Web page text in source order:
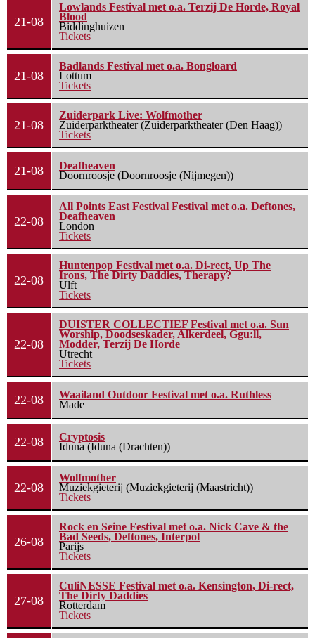
21-08
Lowlands Festival met o.a. Terzij De Horde, Royal
Blood
Biddinghuizen
Tickets
21-08
Badlands Festival met o.a. Bongloard
Lottum
Tickets
21-08
Zuiderpark Live: Wolfmother
Zuiderparktheater (Zuiderparktheater (Den Haag))
Tickets
21-08
Deafheaven
Doornroosje (Doornroosje (Nijmegen))
22-08
All Points East Festival Festival met o.a. Deftones,
Deafheaven
London
Tickets
22-08
Huntenpop Festival met o.a. Di-rect, Up The
Irons, The Dirty Daddies, Therapy?
Ulft
Tickets
22-08
DUISTER COLLECTIEF Festival met o.a. Sun
Worship, Doodseskader, Alkerdeel, Ggu:ll,
Modder, Terzij De Horde
Utrecht
Tickets
22-08
Waailand Outdoor Festival met o.a. Ruthless
Made
22-08
Cryptosis
Iduna (Iduna (Drachten))
22-08
Wolfmother
Muziekgieterij (Muziekgieterij (Maastricht))
Tickets
26-08
Rock en Seine Festival met o.a. Nick Cave & the
Bad Seeds, Deftones, Interpol
Parijs
Tickets
27-08
CuliNESSE Festival met o.a. Kensington, Di-rect,
The Dirty Daddies
Rotterdam
Tickets